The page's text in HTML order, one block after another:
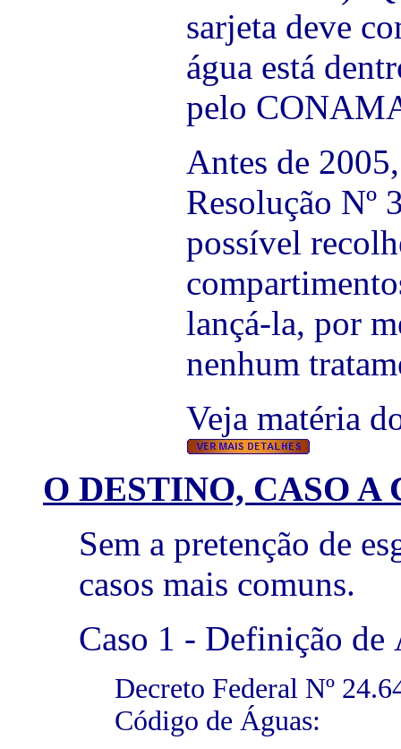
sarjeta deve
água está
pelo
Antes de
Resolução Nº
possível
lançá-la, por
nenhum
Veja matéria
O DESTINO, CASO A
Sem a pretenção de
casos mais comuns.
Caso 1 - Definição
Decreto Federal Nº
Código de Águas: